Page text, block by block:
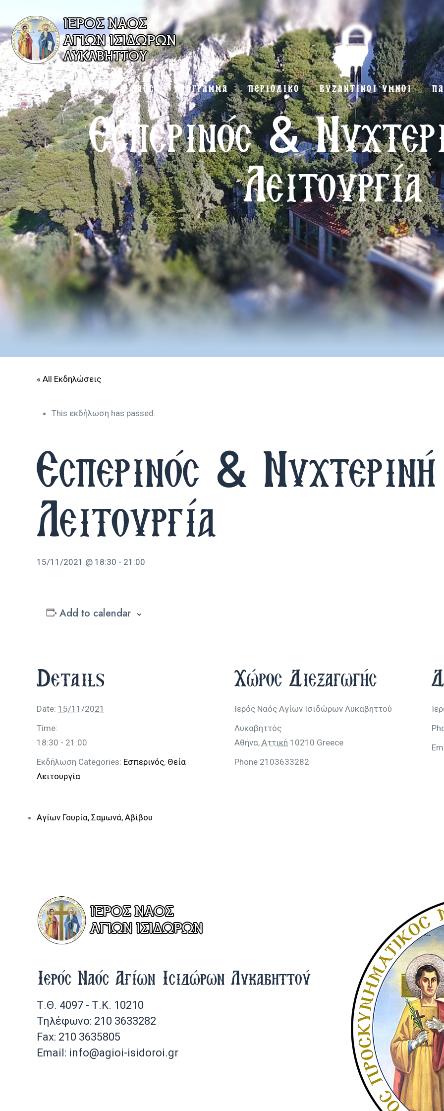
Ο ΝΑΟΣ ΠΡΟΓΡΑΜΜΑ ΠΕΡΙΟΔΙΚΟ ΒΥΖΑΝΤΙΝΟΙ ΥΜΝΟΙ
Εσπερινός &
Λειτουργία
« All Εκδηλώσεις
This εκδήλωση has passed.
Εσπερινός &
Λειτουργία
15/11/2021 @ 18:30 - 21:00
Add to calendar
Details
Date: 15/11/2021
Time:
18:30 - 21:00
Εκδήλωση Categories: Εσπερινός, Θεία
Λειτουργία
Χώρος Διεξαγωγής
Ιερός Ναός Αγίων Ισιδώρων Λυκαβηττού
Λυκαβηττός
Αθήνα, Αττική 10210 Greece
Phone 2103633282
Αγίων Γουρία, Σαμωνά, Αβίβου
Ιερός Ναός Αγίων Ισιδώρων Λυκαβηττού
Τ.Θ. 4097 - Τ.Κ. 10210
Τηλέφωνο: 210 3633282
Fax: 210 3635805
Email: info@agioi-isidoroi.gr